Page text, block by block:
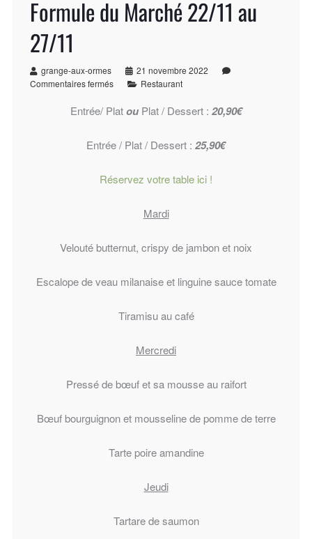
Formule du Marché 22/11 au
27/11
grange-aux-ormes
21 novembre 2022
Commentaires fermés
Restaurant
Entrée/ PlatouPlat / Dessert : 20,90€
Entrée / Plat / Dessert : 25,90€
Réservez votre table ici !
Mardi
Velouté butternut, crispy de jambon et noix
Escalope de veau milanaise et linguine sauce tomate
Tiramisu au café
Mercredi
Pressé de bœuf et sa mousse au raifort
Bœuf bourguignon et mousseline de pomme de terre
Tarte poire amandine
Jeudi
Tartare de saumon